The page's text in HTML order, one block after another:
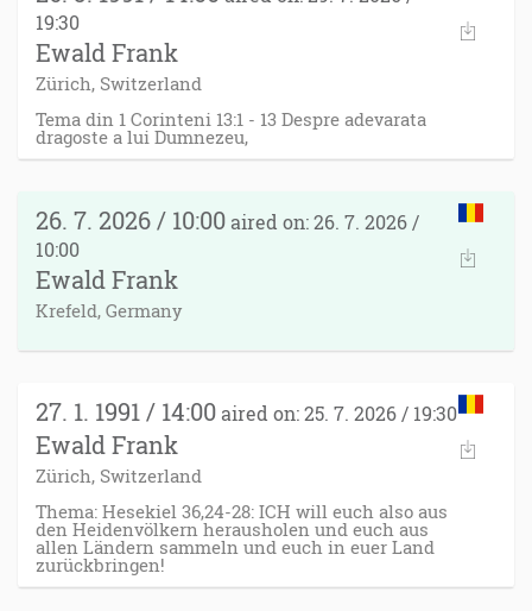
19:30
Ewald Frank
Zürich, Switzerland
Tema din 1 Corinteni 13:1 - 13 Despre adevarata
dragoste a lui Dumnezeu,
26. 7. 2026 / 10:00 aired on: 26. 7. 2026 /
10:00
Ewald Frank
Krefeld, Germany
27. 1. 1991 / 14:00 aired on: 25. 7. 2026 / 19:30
Ewald Frank
Zürich, Switzerland
Thema: Hesekiel 36,24-28: ICH will euch also aus
den Heidenvölkern herausholen und euch aus
allen Ländern sammeln und euch in euer Land
zurückbringen!